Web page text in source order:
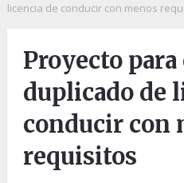
licencia de conducir con menos
Proyecto
duplicado de
conducir con
requisitos